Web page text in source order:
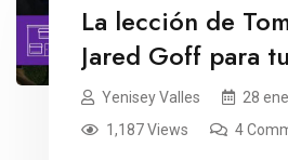
La lección de
Jared Goff para
Yenisey Valles
28
1,187 Views
4